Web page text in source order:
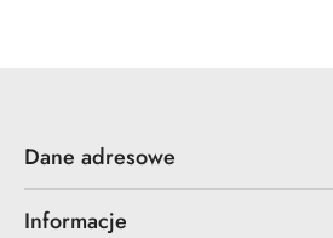
Dane adresowe
Informacje